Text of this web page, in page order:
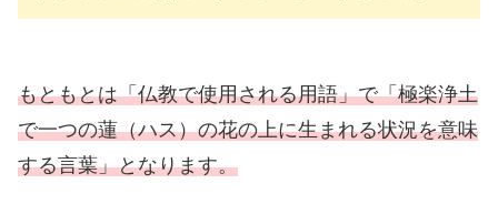
もともとは「仏教で使用される用語」で「極楽浄土
で一つの蓮（ハス）の花の上に生まれる状況を意味
する言葉」となります。